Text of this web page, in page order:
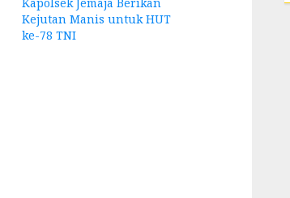
Kejutan Manis untuk HUT
ke-78 TNI